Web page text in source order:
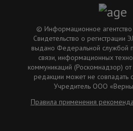
© Информационное
Свидетельство о
выдано Федеральной службой
связи, информационных
коммуникаций (Роскомнадзор)
редакции может не совпадать
Учредитель ООО
Правила применения